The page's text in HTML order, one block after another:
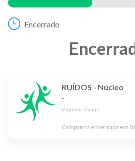
Encerrado
RUÍDOS - Núcleo
-
Vaquinha Online
Campanha encerrada em